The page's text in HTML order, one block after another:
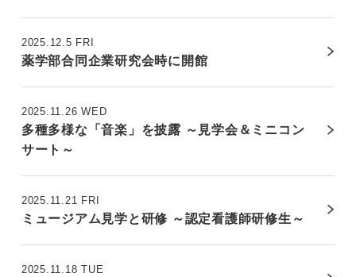
2025.12.5 FRI
薬学部合同企業研究会時に開館
2025.11.26 WED
多種多様な「音楽」を披露 ～見学会＆ミニコン
サート～
2025.11.21 FRI
ミュージアム見学と研修 ～認定看護師研修生～
2025.11.18 TUE